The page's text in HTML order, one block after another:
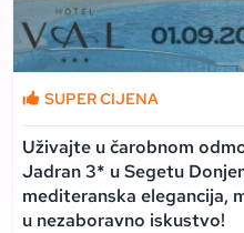
SUPER CIJENA
Uživajte u čarobnom
Jadran 3* u Segetu
mediteranska elegancija,
u nezaboravno iskustvo!